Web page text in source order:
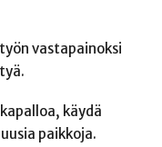
vastapainoksi
käydä
paikkoja.